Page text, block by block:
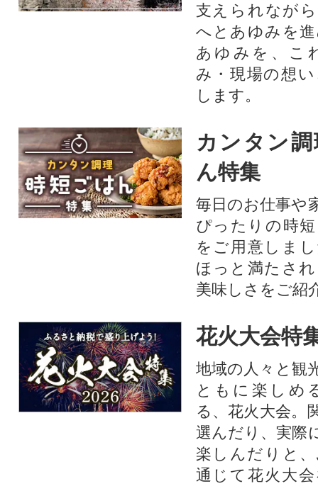
支えられなが
へとあゆみを
あゆみを、こ
み・現場の想
します。
カンタン
ん特集
毎日のお仕事や
ぴったりの時
をご用意しま
ほっと満たさ
美味しさをご紹
花火大会特
地域の人々と観
ともに楽しめ
る、花火大会。
選んだり、実際
楽しんだりと
通じて花火大